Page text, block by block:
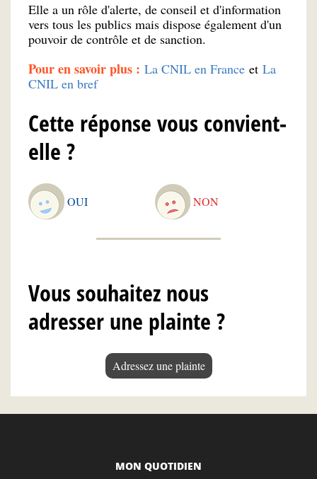
Elle a un rôle d'alerte, de conseil et d'information
vers tous les publics mais dispose également d'un
pouvoir de contrôle et de sanction.
Pour en savoir plus : La CNIL en France et La
CNIL en bref
Cette réponse vous convient-
elle ?
OUI NON
Vous souhaitez nous
adresser une plainte ?
Adressez une plainte
MON QUOTIDIEN